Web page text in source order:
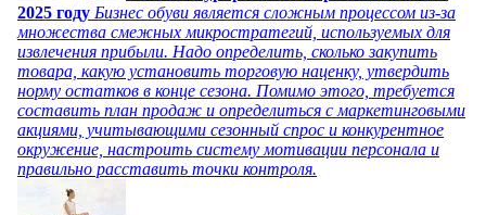
2025 году Бизнес обуви является сложным процессом из-за
множества смежных микростратегий, используемых для
извлечения прибыли. Надо определить, сколько закупить
товара, какую установить торговую наценку, утвердить
норму остатков в конце сезона. Помимо этого, требуется
составить план продаж и определиться с маркетинговыми
акциями, учитывающими сезонный спрос и конкурентное
окружение, настроить систему мотивации персонала и
правильно расставить точки контроля.